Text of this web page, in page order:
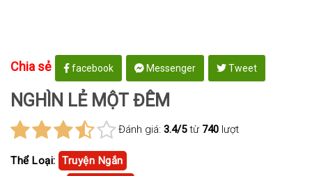
Chia sẻ facebook Messenger Tweet
NGHÌN LẺ MỘT ĐÊM
Đánh giá: 3.4/5từ 740 lượt
Thể Loại: Truyện Ngắn